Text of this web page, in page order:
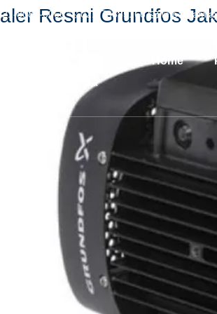
8084-0066 021-73885166
Home
Resmi Grundfos